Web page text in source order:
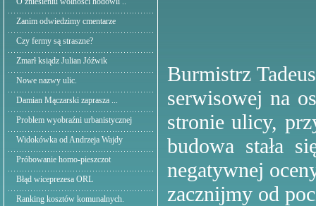
Zanim odwiedzimy cmentarze
Czy fermy są straszne?
Zmarł ksiądz Julian Jóźwik
Nowe nazwy ulic.
Damian Mączarski zaprasza ...
Problem wyobraźni urbanistycznej
Widokówka od Andrzeja Wajdy
Próbowanie homo-pieszczot
Błąd wiceprezesa ORL
Ranking kosztów komunalnych.
Burmistrz
serwisowej na
stronie ulicy,
budowa stała
negatywnej
zacznijmy od